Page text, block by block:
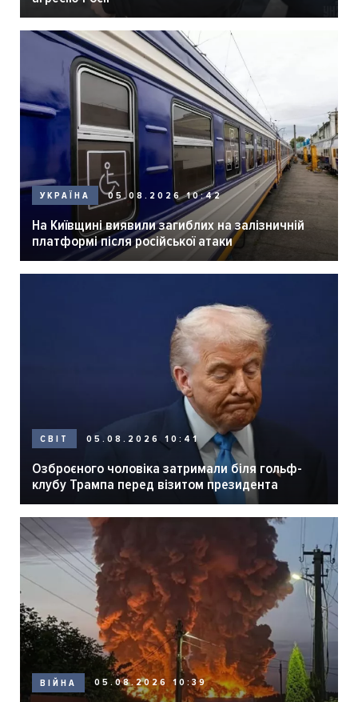
УКРАЇНА 05.08.2026 10:42
На Київщині виявили загиблих на залізничній
платформі після російської атаки
СВІТ 05.08.2026 10:41
Озброєного чоловіка затримали біля гольф-
клубу Трампа перед візитом президента
ВІЙНА 05.08.2026 10:39